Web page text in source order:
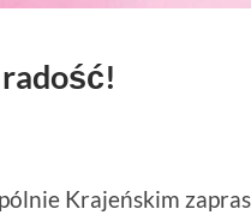
Krajeńskim